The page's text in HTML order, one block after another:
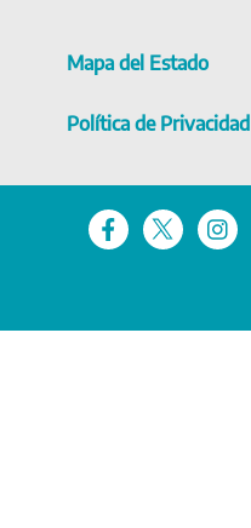
Mapa del Estado
Política de Privacidad